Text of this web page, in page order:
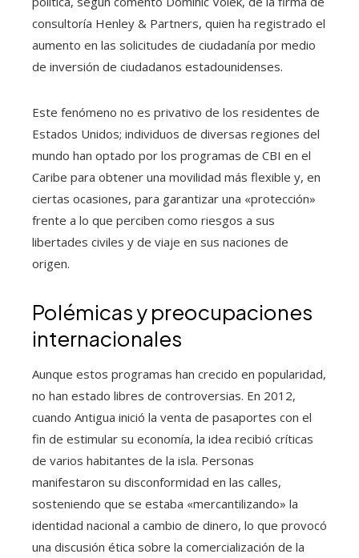
consultoría Henley & Partners, quien ha registrado el
aumento en las solicitudes de ciudadanía por medio
de inversión de ciudadanos estadounidenses.
Este fenómeno no es privativo de los residentes de
Estados Unidos; individuos de diversas regiones del
mundo han optado por los programas de CBI en el
Caribe para obtener una movilidad más flexible y, en
ciertas ocasiones, para garantizar una «protección»
frente a lo que perciben como riesgos a sus
libertades civiles y de viaje en sus naciones de
origen.
Polémicas y preocupaciones
internacionales
Aunque estos programas han crecido en popularidad,
no han estado libres de controversias. En 2012,
cuando Antigua inició la venta de pasaportes con el
fin de estimular su economía, la idea recibió críticas
de varios habitantes de la isla. Personas
manifestaron su disconformidad en las calles,
sosteniendo que se estaba «mercantilizando» la
identidad nacional a cambio de dinero, lo que provocó
una discusión ética sobre la comercialización de la